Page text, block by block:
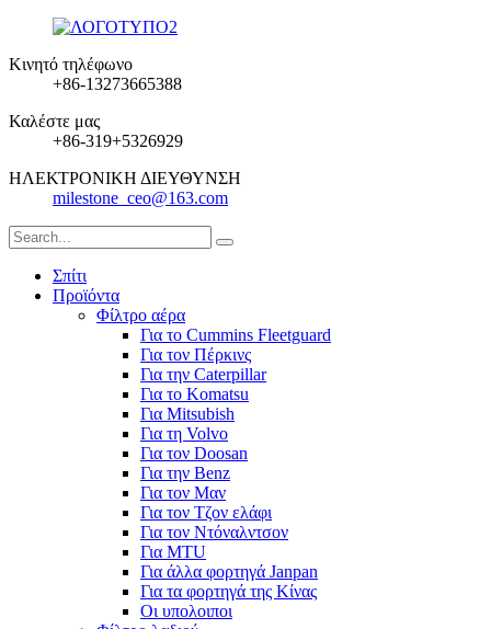
Κινητό τηλέφωνο
+86-13273665388
Καλέστε μας
+86-319+5326929
ΗΛΕΚΤΡΟΝΙΚΗ ΔΙΕΥΘΥΝΣΗ
milestone_ceo@163.com
Σπίτι
Προϊόντα
Φίλτρο αέρα
Για το Cummins Fleetguard
Για τον Πέρκινς
Για την Caterpillar
Για το Komatsu
Για Mitsubish
Για τη Volvo
Για τον Doosan
Για την Benz
Για τον Μαν
Για τον Τζον ελάφι
Για τον Ντόναλντσον
Για MTU
Για άλλα φορτηγά Janpan
Για τα φορτηγά της Κίνας
Οι υπολοιποι